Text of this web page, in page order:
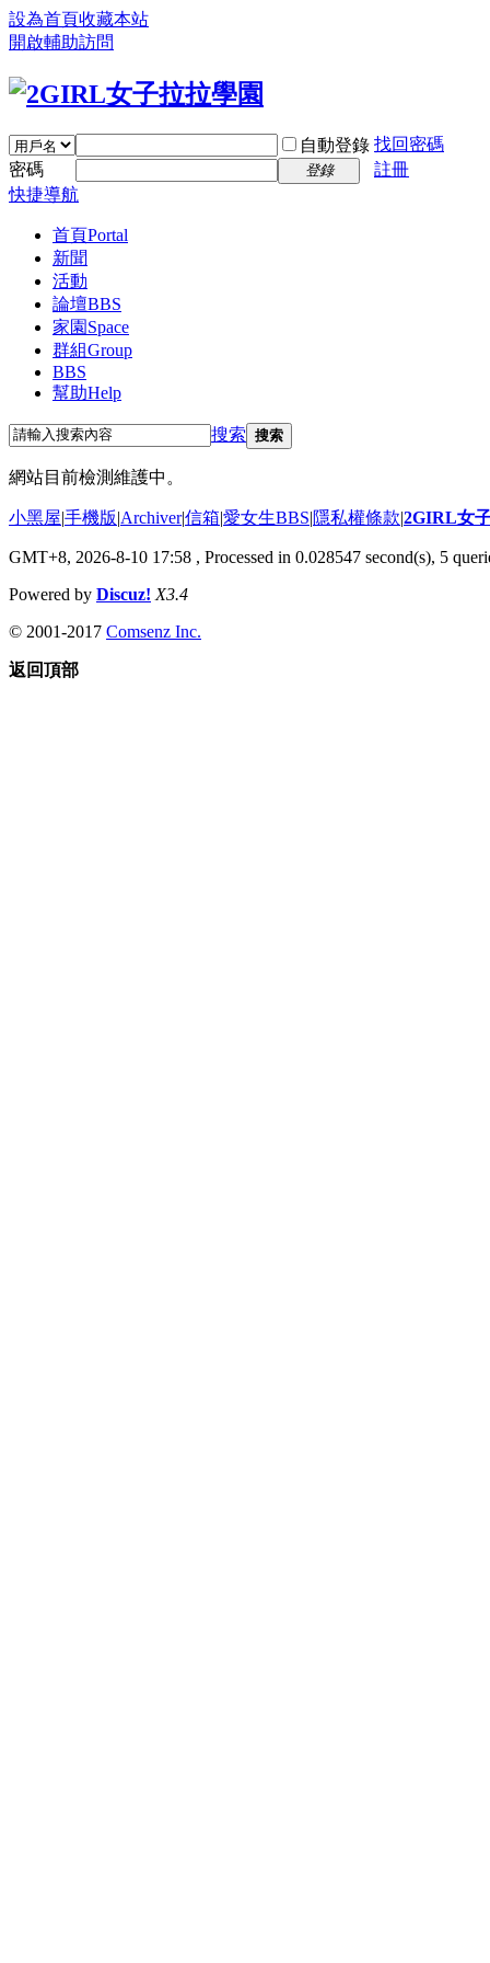
設為首頁收藏本站
開啟輔助訪問
自動登錄 找回密碼
密碼
登錄
註冊
快捷導航
首頁Portal
新聞
活動
論壇BBS
家園 Space
群組Group
BBS
幫助Help
搜索 搜索
網站目前檢測維護中。
小黑屋|手機版|Archiver|信箱|愛女生BBS|隱私權條款|2GIRL女
GMT+8, 2026-8-10 17:58 , Processed in 0.028547 second(s), 5
Powered by Discuz! X3.4
© 2001-2017 Comsenz Inc.
返回頂部